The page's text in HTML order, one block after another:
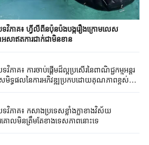
វិភាគ៖ ហ្វីលីពីនប៉ុនប៉ងបង្ករឿងក្រោមលេស
សាឥតការជាក់ជាមិនខាន
ាគ៖ ការចាប់ផ្តើមដ៏ល្អប្រសើរនៃពាណិជ្ជកម្មអន្តរ
មិទ្ធផលនៃការអភិវឌ្ឍប្រកបដោយគុណភាពខ្ពស់
ភាគ៖ កសាងប្រទេសខ្លាំងក្លាខាងវិស័យ
ោលមិនត្រឹមតែខាងទេសភាពនោះទេ